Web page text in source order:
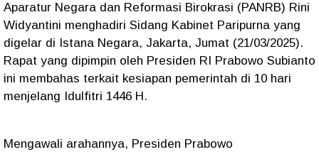
Aparatur Negara dan Reformasi Birokrasi (PANRB) Rini
Widyantini menghadiri Sidang Kabinet Paripurna yang
digelar di Istana Negara, Jakarta, Jumat (21/03/2025).
Rapat yang dipimpin oleh Presiden RI Prabowo Subianto
ini membahas terkait kesiapan pemerintah di 10 hari
menjelang Idulfitri 1446 H.
Mengawali arahannya, Presiden Prabowo